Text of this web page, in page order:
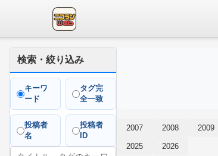
検索・絞り込み
キーワ
ード
タグ完
全一致
投稿者
名
投稿者
ID
2007 2008 2009
2025 2026